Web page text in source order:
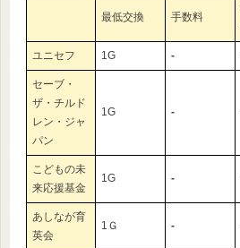
最低交換 手数料
ユニセフ 1G ‐
セーブ・
ザ・チルド
レン・ジャ
パン
1G ‐
こどもの未
来応援基金
1G ‐
あしなが育
英会
1Ｇ ‐